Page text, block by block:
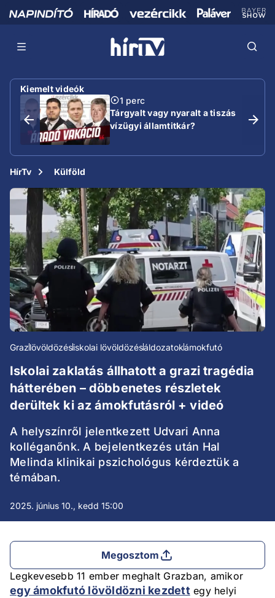
Kiemelt videók
1 perc
Tárgyalt vagy nyaralt a tiszás
vízügyi államtitkár?
HírTv Külföld
Grazlövöldözésiskolai lövöldözésáldozatokámokfutó
Iskolai zaklatás állhatott a grazi tragédia
hátterében – döbbenetes részletek
derültek ki az ámokfutásról + videó
A helyszínről jelentkezett Udvari Anna
kolléganőnk. A bejelentkezés után Hal
Melinda klinikai pszichológus kérdeztük a
témában.
2025. június 10., kedd 15:00
Megosztom
Legkevesebb 11 ember meghalt Grazban, amikor
egy ámokfutó lövöldözni kezdettegy helyi